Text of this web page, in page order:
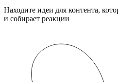
Находите идеи для контента,
и собирает реакции